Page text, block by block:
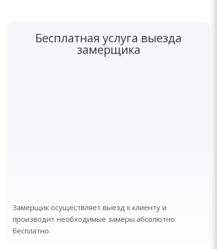
Бесплатная услуга выезда
замерщика
Замерщик осуществляет выезд к клиенту и
производит необходимые замеры абсолютно
бесплатно.